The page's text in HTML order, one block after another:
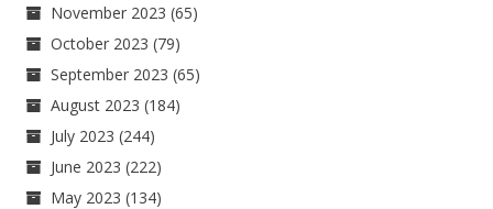
November 2023 (65)
October 2023 (79)
September 2023 (65)
August 2023 (184)
July 2023 (244)
June 2023 (222)
May 2023 (134)